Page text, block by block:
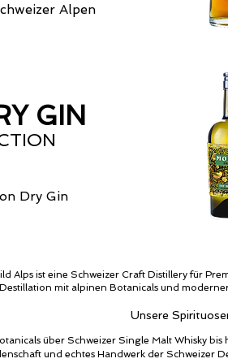
Alpen
GIN
Dry Gin
Alps ist eine Schweizer Craft Distillery für
mit alpinen Botanicals und
Unsere
über Schweizer Single Malt Whisky
und echtes Handwerk der Schweizer